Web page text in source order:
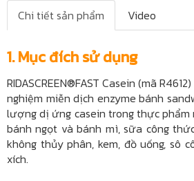
Chi tiết sản phẩm
Video
1. Mục đích sử dụng
RIDASCREEN®FAST Casein (mã
nghiệm miễn dịch enzyme bánh
lượng dị ứng casein trong thực
bánh ngọt và bánh mì, sữa công
không thủy phân, kem, đồ uống, sô
xích.